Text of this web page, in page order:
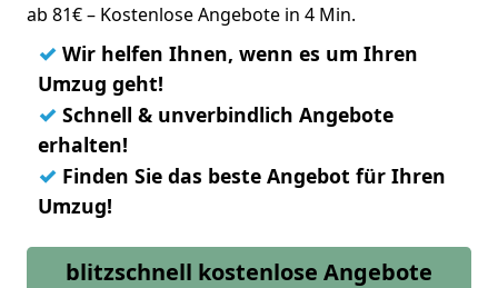
ab 81€ – Kostenlose Angebote in 4 Min.
✓ Wir helfen Ihnen, wenn es um Ihren
Umzug geht!
✓ Schnell & unverbindlich Angebote
erhalten!
✓ Finden Sie das beste Angebot für Ihren
Umzug!
blitzschnell kostenlose Angebote